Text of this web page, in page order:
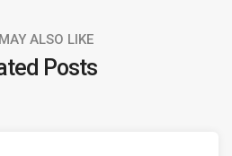
ALSO LIKE
Posts